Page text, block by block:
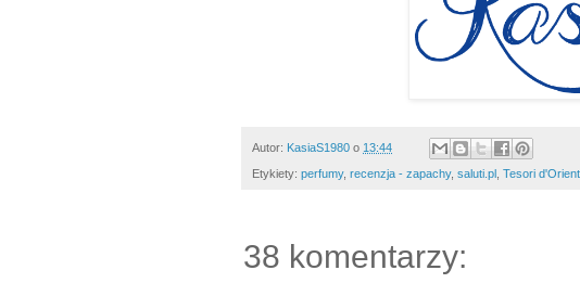
Autor: KasiaS1980 o 13:44
Etykiety: perfumy, recenzja - zapachy, saluti.pl , Tesori
38 komentarzy: